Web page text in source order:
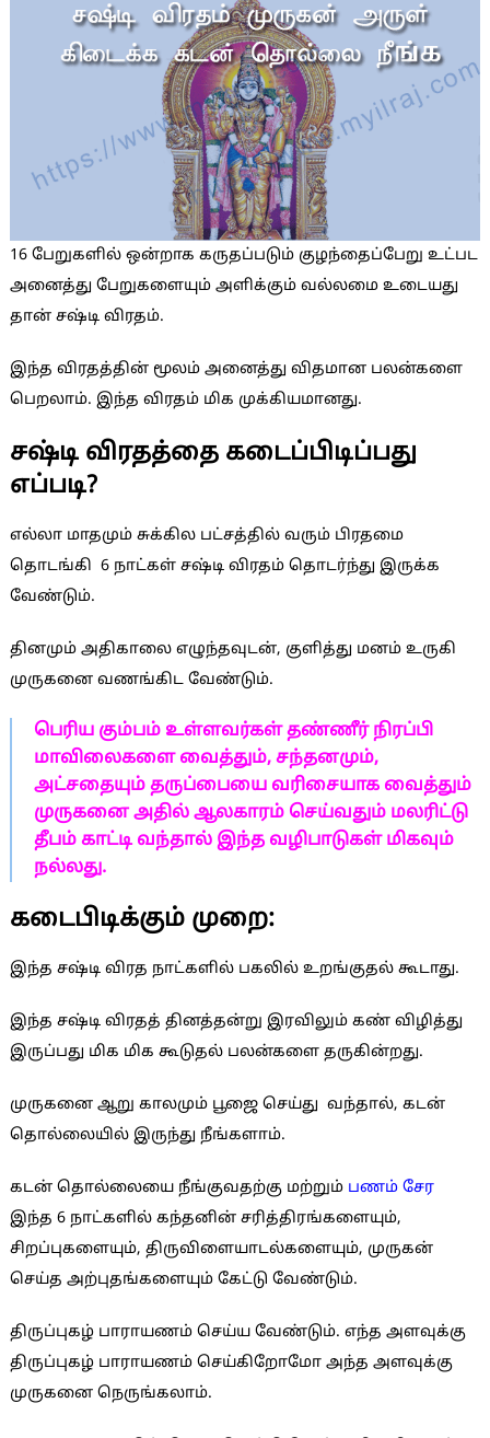
16 பேறுகளில் ஒன்றாக கருதப்படும் குழந்தைப்பேறு உட்பட
அனைத்து பேறுகளையும் அளிக்கும் வல்லமை உடையது
தான் சஷ்டி விரதம்.
இந்த விரதத்தின் மூலம் அனைத்து விதமான பலன்களை
பெறலாம். இந்த விரதம் மிக முக்கியமானது.
சஷ்டி விரதத்தை கடைப்பிடிப்பது
எப்படி?
எல்லா மாதமும் சுக்கில பட்சத்தில் வரும் பிரதமை
தொடங்கி 6 நாட்கள் சஷ்டி விரதம் தொடர்ந்து இருக்க
வேண்டும்.
தினமும் அதிகாலை எழுந்தவுடன், குளித்து மனம் உருகி
முருகனை வணங்கிட வேண்டும்.
பெரிய கும்பம் உள்ளவர்கள் தண்ணீர் நிரப்பி
மாவிலைகளை வைத்தும், சந்தனமும்,
அட்சதையும் தருப்பையை வரிசையாக வைத்தும்
முருகனை அதில் ஆலகாரம் செய்வதும் மலரிட்டு
தீபம் காட்டி வந்தால் இந்த வழிபாடுகள் மிகவும்
நல்லது.
கடைபிடிக்கும் முறை:
இந்த சஷ்டி விரத நாட்களில் பகலில் உறங்குதல் கூடாது.
இந்த சஷ்டி விரதத் தினத்தன்று இரவிலும் கண் விழித்து
இருப்பது மிக மிக கூடுதல் பலன்களை தருகின்றது.
முருகனை ஆறு காலமும் பூஜை செய்து வந்தால், கடன்
தொல்லையில் இருந்து நீங்களாம்.
கடன் தொல்லையை நீங்குவதற்கு மற்றும் பணம் சேர
இந்த 6 நாட்களில் கந்தனின் சரித்திரங்களையும்,
சிறப்புகளையும், திருவிளையாடல்களையும், முருகன்
செய்த அற்புதங்களையும் கேட்டு வேண்டும்.
திருப்புகழ் பாராயணம் செய்ய வேண்டும். எந்த அளவுக்கு
திருப்புகழ் பாராயணம் செய்கிறோமோ அந்த அளவுக்கு
முருகனை நெருங்கலாம்.